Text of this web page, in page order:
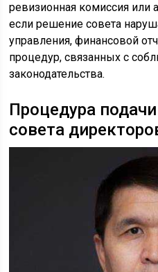
ревизионная комиссия или
если решение совета
управления, финансовой
процедур, связанных с
законодательства.
Процедура
совета